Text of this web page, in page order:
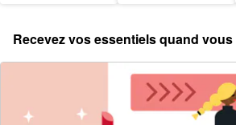
Recevez vos essentiels quand